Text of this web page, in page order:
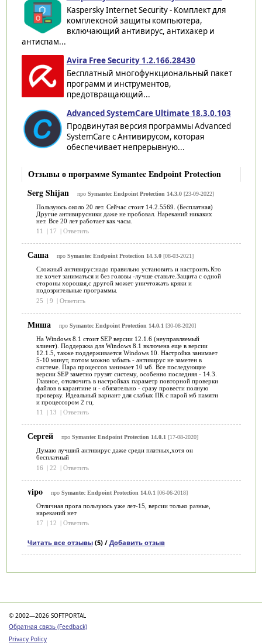
Kaspersky Internet Security - Комплект для
комплексной защиты компьютера,
включающий антивирус, антихакер и
антиспам...
Avira Free Security 1.2.166.28430
Бесплатный многофункциональный пакет
программ и инструментов,
предотвращающий...
Advanced SystemCare Ultimate 18.3.0.103
Продвинутая версия программы Advanced
SystemCare с Антивирусом, которая
обеспечивает непрерывную...
Отзывы о программе Symantec Endpoint Protection
Serg Shijan
про Symantec Endpoint Protection 14.3.0[23-09-2022]
Пользуюсь около 20 лет. Сейчас стоит 14.2.5569. (Бесплатная)
Другие антивирусники даже не пробовал. Нареканий никаких
нет. Все 20 лет работает как часы.
11
17 Ответить
Саша про Symantec Endpoint Protection 14.3.0[08-03-2021]
Сложный антивирус:надо правильно установить и настроить.Кто
не хочет заниматься и без головы -лучше ставьте.Защита с одной
стороны хорошая,с другой может уничтожать кряки и
подозрительные программы.
25
| 9 | Ответить
Миша про Symantec Endpoint Protection 14.0.1 [30-08-2020]
На Windows 8.1 стоит SEP версии 12.1.6 (неуправляемый
клиент). Поддержка для Windows 8.1 включена еще в версии
12.1.5, также поддерживается Windows 10. Настройка занимает
5-10 минут, потом можно забыть - антивирус не заметен в
системе. Пара процессов занимает 10 мб. Все последующие
версии SEP заметно грузят систему, особенно последняя - 14.3.
Главное, отключить в настройках параметр повторной проверки
файлов в карантине и - обязательно - сразу провести полную
проверку. Идеальный вариант для слабых ПК с парой мб памяти
и процессором 2 гц.
11
13 Ответить
Сергей про Symantec Endpoint Protection 14.0.1[17-08-2020]
Думаю лучший антивирус даже среди платных,хотя он
бесплатный
16
| 22 | Ответить
vipo про Symantec Endpoint Protection 14.0.1 [06-06-2018]
Отличная прога пользуюсь уже лет-15, версии только разные,
нареканий нет
17
12 Ответить
Читать все отзывы(5) / Добавить отзыв
© 2002—2026 SOFTPORTAL
Обратная связь (Feedback)
Privacy Policy